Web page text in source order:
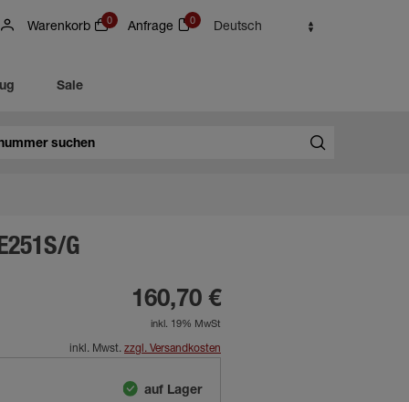
Warenkorb 0 Anfrage 0 Deutsch
Sale
G
160,70 €
inkl. 19% MwSt
inkl. Mwst. zzgl. Versandkosten
auf Lager